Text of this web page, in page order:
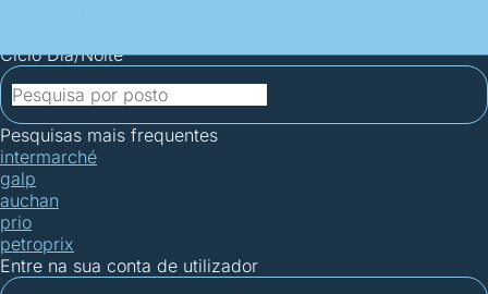
Ciclo Dia/Noite
Pesquisas mais frequentes
intermarché
galp
auchan
prio
petroprix
Entre na sua conta de utilizador